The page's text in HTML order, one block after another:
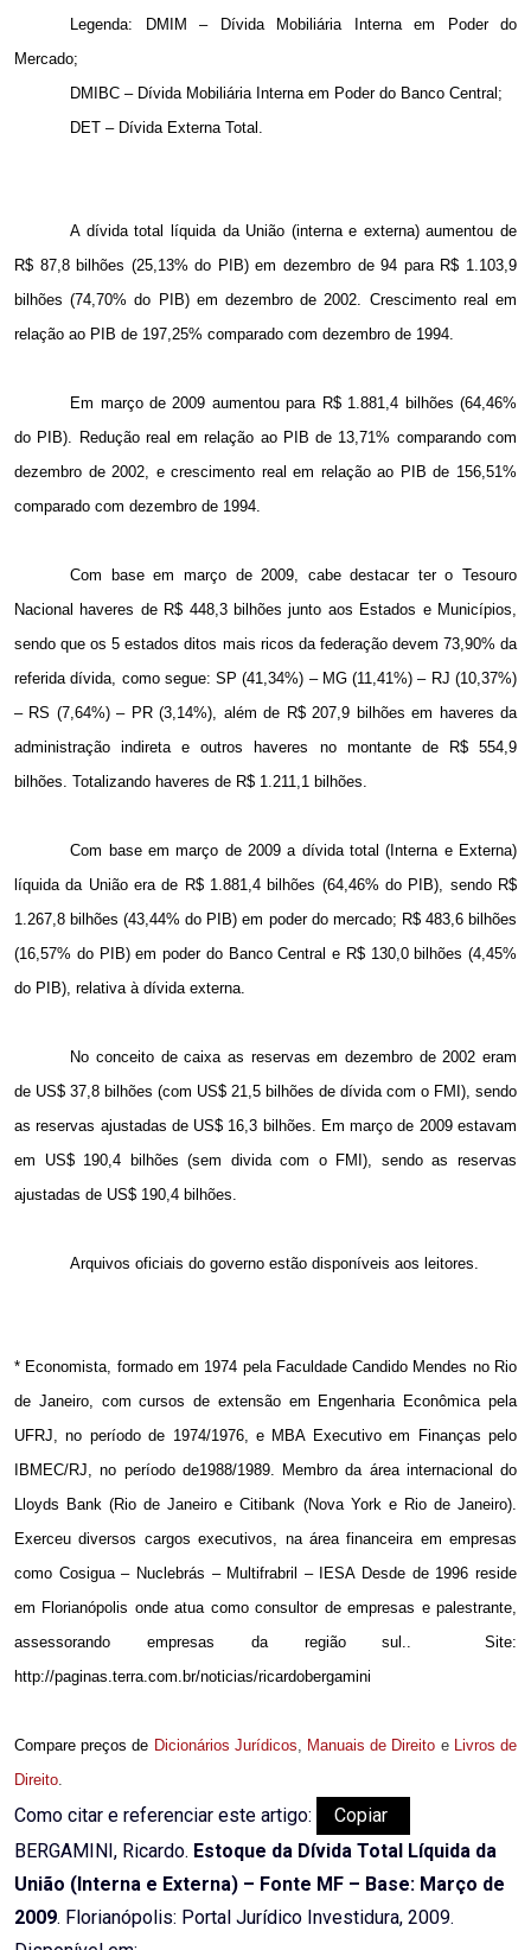
Legenda: DMIM – Dívida Mobiliária Interna em Poder do
Mercado;
DMIBC – Dívida Mobiliária Interna em Poder do Banco Central;
DET – Dívida Externa Total.
A dívida total líquida da União (interna e externa) aumentou de
R$ 87,8 bilhões (25,13% do PIB) em dezembro de 94 para R$ 1.103,9
bilhões (74,70% do PIB) em dezembro de 2002. Crescimento real em
relação ao PIB de 197,25% comparado com dezembro de 1994.
Em março de 2009 aumentou para R$ 1.881,4 bilhões (64,46%
do PIB). Redução real em relação ao PIB de 13,71% comparando com
dezembro de 2002, e crescimento real em relação ao PIB de 156,51%
comparado com dezembro de 1994.
Com base em março de 2009, cabe destacar ter o Tesouro
Nacional haveres de R$ 448,3 bilhões junto aos Estados e Municípios,
sendo que os 5 estados ditos mais ricos da federação devem 73,90% da
referida dívida, como segue: SP (41,34%) – MG (11,41%) – RJ (10,37%)
– RS (7,64%) – PR (3,14%), além de R$ 207,9 bilhões em haveres da
administração indireta e outros haveres no montante de R$ 554,9
bilhões. Totalizando haveres de R$ 1.211,1 bilhões.
Com base em março de 2009 adívida total (Interna e Externa)
líquida da União era de R$ 1.881,4 bilhões (64,46% do PIB), sendo R$
1.267,8 bilhões (43,44% do PIB) em poder do mercado; R$ 483,6 bilhões
(16,57% do PIB) em poder do Banco Central e R$ 130,0 bilhões (4,45%
do PIB), relativa à dívida externa.
No conceito de caixa as reservas em dezembro de 2002 eram
de US$ 37,8 bilhões (com US$ 21,5 bilhões de dívida com o FMI), sendo
as reservas ajustadas de US$ 16,3 bilhões. Em março de 2009 estavam
em US$ 190,4 bilhões (sem divida com o FMI), sendo as reservas
ajustadas de US$ 190,4 bilhões.
Arquivos oficiais do governo estão disponíveis aos leitores.
* Economista, formado em 1974 pela Faculdade Candido Mendes no Rio
de Janeiro, com cursos de extensão em Engenharia Econômica pela
UFRJ, no período de 1974/1976, e MBA Executivo em Finanças pelo
IBMEC/RJ, no período de1988/1989. Membro da área internacional do
Lloyds Bank (Rio de Janeiro e Citibank (Nova York e Rio de Janeiro).
Exerceu diversos cargos executivos, na área financeira em empresas
como Cosigua – Nuclebrás – Multifrabril – IESA Desde de 1996 reside
em Florianópolis onde atua como consultor de empresas e palestrante,
assessorando empresas da região sul..
Site:
http://paginas.terra.com.br/noticias/ricardobergamini
Compare preços de Dicionários Jurídicos, Manuais de Direito e Livros de
Direito.
Como citar e referenciar este artigo:
Copiar
BERGAMINI, Ricardo. Estoque da Dívida Total Líquida da
União (Interna e Externa) – Fonte MF – Base: Março de
2009. Florianópolis: Portal Jurídico Investidura, 2009.